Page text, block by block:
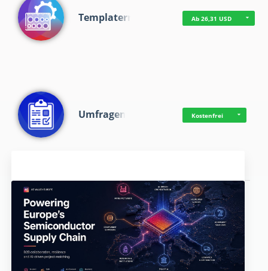
Templaterr Ab 26,31 USD
Umfragen Kostenfrei